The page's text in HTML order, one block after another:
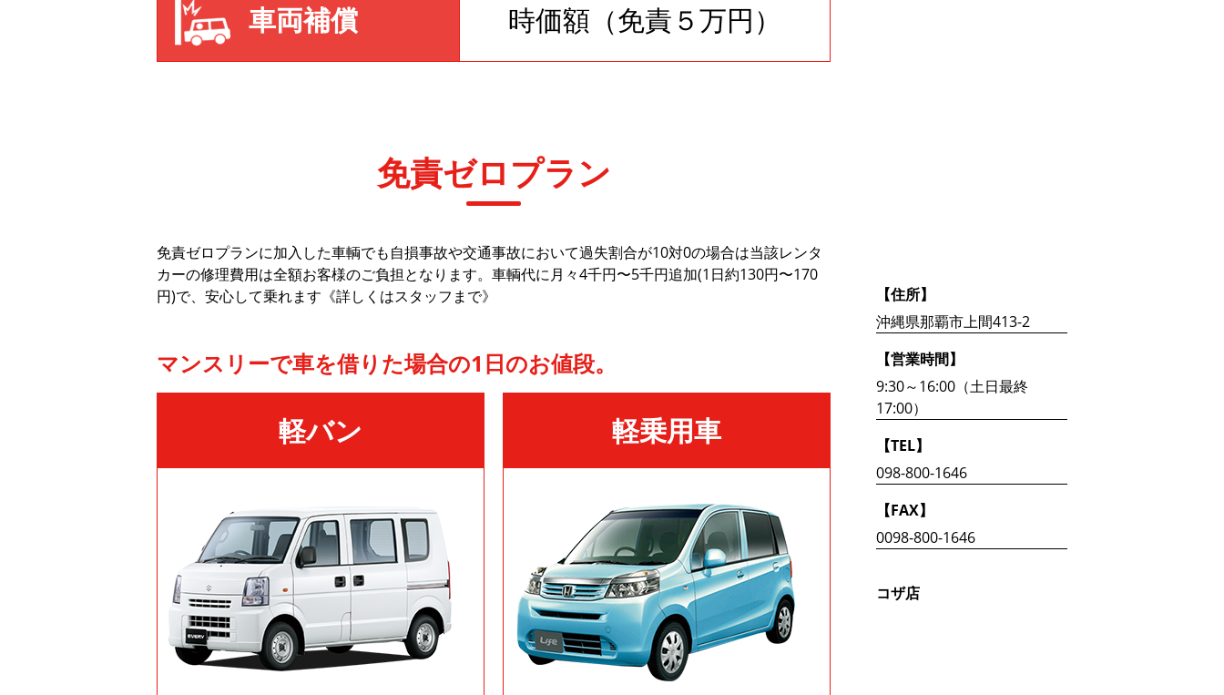
車両補償 時価額（免責５万円）
免責ゼロプラン
免責ゼロプランに加入した車輌でも自損事故や交通事故において過失割合が10対0の場合は当該レンタ
カーの修理費用は全額お客様のご負担となります。車輌代に月々4千円〜5千円追加(1日約130円〜170
円)で、安心して乗れます《詳しくはスタッフまで》
マンスリーで車を借りた場合の1日のお値段。
軽バン 軽乗用車
【住所】
沖縄県那覇市上間413-2
【営業時間】
9:30～16:00（土日最終
17:00）
【TEL】
098-800-1646
【FAX】
0098-800-1646
コザ店